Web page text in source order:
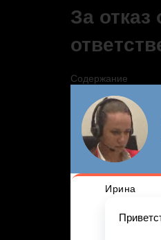
За
Содержание